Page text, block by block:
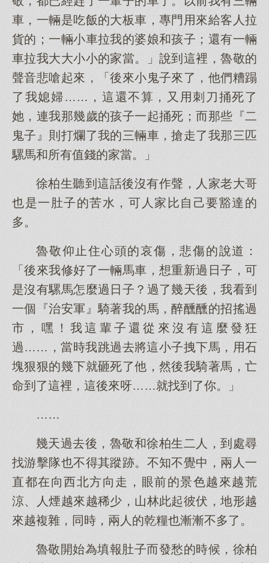
車，一輛是吃飯的大板車，專門用來給客人拉
貨的；一輛小車拉我的婆娘和孩子；還有一輛
車拉我大大小小的家當。」說到這裡，魯敬的
聲音悲嗆起來，「後來小鬼子來了，他們糟蹋
了我媳婦……，這還不算，又用刺刀捅死了
她，連我那幾歲的孩子一起捅死；而那些『二
鬼子』則打爛了我的三輛車，搶走了我那三匹
騾馬和所有值錢的家當。」
徐柏生聽到這話後沒有作聲，人家老大哥
也是一肚子的苦水，可人家比自己要豁達的
多。
魯敬仰止住心頭的哀傷，悲傷的說道：
「後來我修好了一輛馬車，想重新過日子，可
是沒有騾馬怎麼過日子？過了幾天後，我看到
一個『治安軍』騎著我的馬，醉醺醺的招搖過
市，嘿！我這輩子還從來沒有這麼發狂
過……，當時我跳過去將這小子拽下馬，用石
塊狠狠的幾下就砸死了他，然後我騎著馬，亡
命到了這裡，這後來呀……就找到了你。」
……
幾天過去後，魯敬和徐柏生二人，到處尋
找游擊隊也不得其蹤跡。不知不覺中，兩人一
直都在向西北方向走，眼前的景色越來越荒
涼、人煙越來越稀少，山林此起彼伏，地形越
來越複雜，同時，兩人的乾糧也漸漸不多了。
魯敬開始為填報肚子而發愁的時候，徐柏